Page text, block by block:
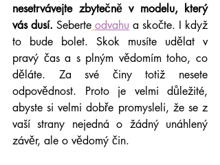
nesetrvávejte zbytečně v modelu, který
vás dusí. Seberte odvahu a skočte. I když
to bude bolet. Skok musíte udělat v
pravý čas a s plným vědomím toho, co
děláte. Za své činy totiž nesete
odpovědnost. Proto je velmi důležité,
abyste si velmi dobře promysleli, že se z
vaší strany nejedná o žádný unáhlený
závěr, ale o vědomý čin.